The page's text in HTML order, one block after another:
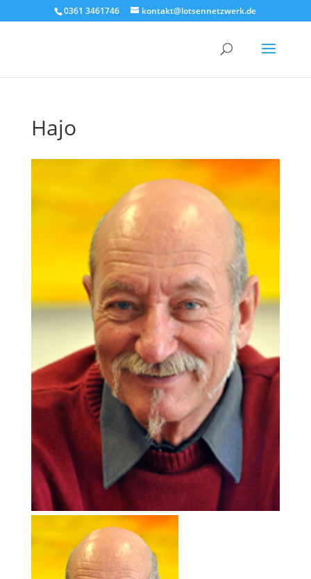
0361 3461746 kontakt@lotsennetzwerk.de
Hajo